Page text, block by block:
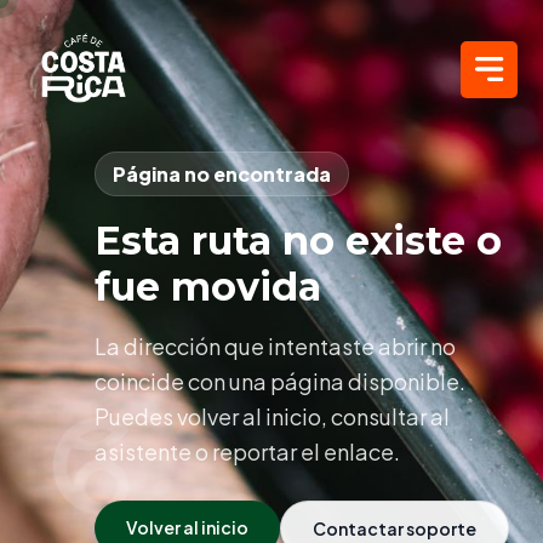
Página no encontrada
Esta ruta no existe o
fue movida
La dirección que intentaste abrir no
coincide con una página disponible.
Puedes volver al inicio, consultar al
asistente o reportar el enlace.
Volver al inicio Contactar soporte